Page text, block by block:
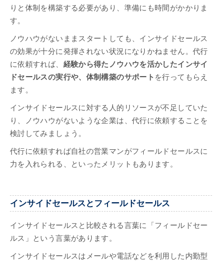
りと体制を構築する必要があり、準備にも時間がかかりま
す。
ノウハウがないままスタートしても、インサイドセールス
の効果が十分に発揮されない状況になりかねません。代行
に依頼すれば、 経験から得たノウハウを活かしたインサイ
ドセールスの実行や、体制構築のサポート を行ってもらえ
ます。
インサイドセールスに対する人的リソースが不足していた
り、ノウハウがないような企業は、代行に依頼することを
検討してみましょう。
代行に依頼すれば自社の営業マンがフィールドセールスに
力を入れられる、といったメリットもあります。
インサイドセールスとフィールドセールス
インサイドセールスと比較される言葉に「フィールドセー
ルス」という言葉があります。
インサイドセールスはメールや電話などを利用した内勤型